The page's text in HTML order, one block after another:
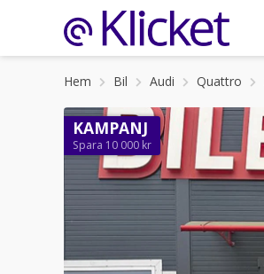
Hem Bil Audi Quattro
KAMPANJ
Spara 10 000 kr